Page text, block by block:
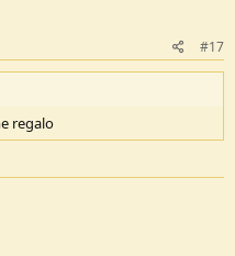
#17
regalo